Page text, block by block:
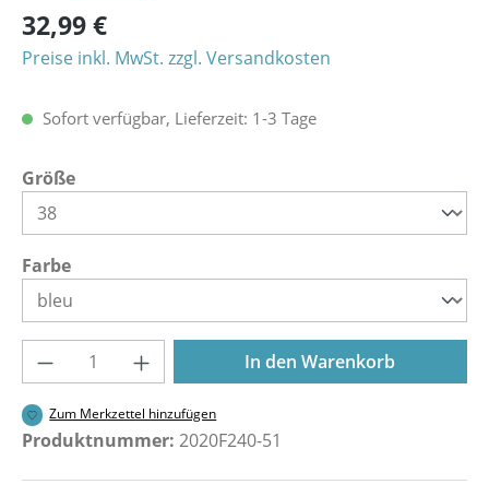
32,99 €
Preise inkl. MwSt. zzgl. Versandkosten
Sofort verfügbar, Lieferzeit: 1-3 Tage
Größeauswählen
Farbeauswählen
Produkt Anzahl: Gib den gewünschten
In den Warenkorb
Zum Merkzettel hinzufügen
Produktnummer: 2020F240-51